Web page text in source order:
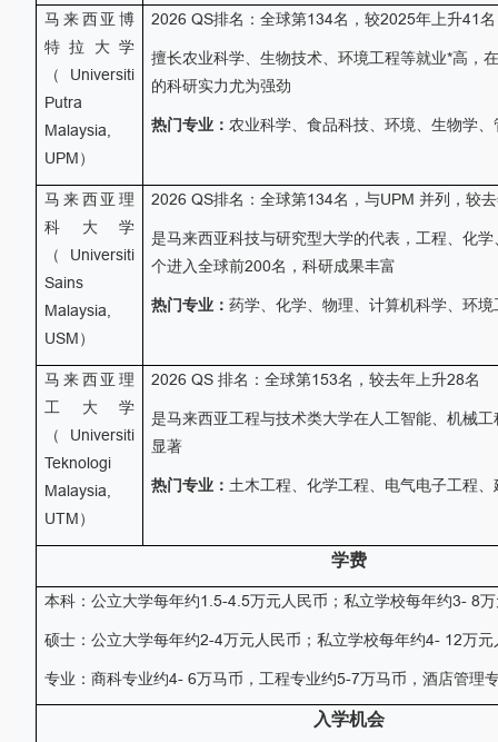
马来西亚博
特拉大学
（ Universiti
Putra
Malaysia,
UPM）
2026 QS排名：全球第134名，较2025年上升41名
擅长农业科学、生物技术、环境工程等就业*高，
的科研实力尤为强劲
热门专业： 农业科学、食品科技、环境、生物学、
马来西亚理
科大学
（ Universiti
Sains
Malaysia,
USM）
2026 QS排名：全球第134名，与UPM并列，较
是马来西亚科技与研究型大学的代表，工程、化
个进入全球前200名，科研成果丰富
热门专业：药学、化学、物理、计算机科学、环境
马来西亚理
工大学
（ Universiti
Teknologi
Malaysia,
UTM）
2026 QS排名：全球第153名，较去年上升28名
是马来西亚工程与技术类大学在人工智能、机械
显著
热门专业： 土木工程、化学工程、电气电子工程、
学费
本科：公立大学每年约1.5-4 .5万元人民币；私立学校每年约3- 8
硕士：公立大学每年约2-4万元人民币；私立学校每年约4- 12万元
专业 ：商科专业约4- 6万马币，工程专业约5-7万马币 ，酒店管理
入学机会